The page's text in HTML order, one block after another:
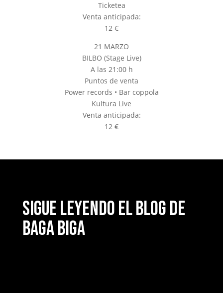
Ticketea
Venta anticipada:
12 €
21 MARZO
BILBO (Stage Live)
A las 21:00 h
Puntos de venta
Power records • Bar coppola
Kultura Live
Venta anticipada:
12 €
Sigue leyendo el blog de
Baga Biga